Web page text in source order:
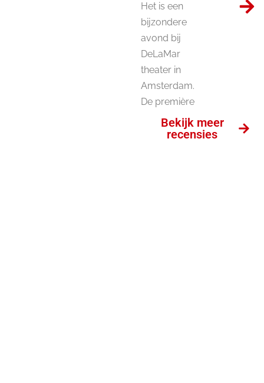
Het is een
bijzondere
avond bij
DeLaMar
theater in
Amsterdam.
De première
Bekijk meer
recensies